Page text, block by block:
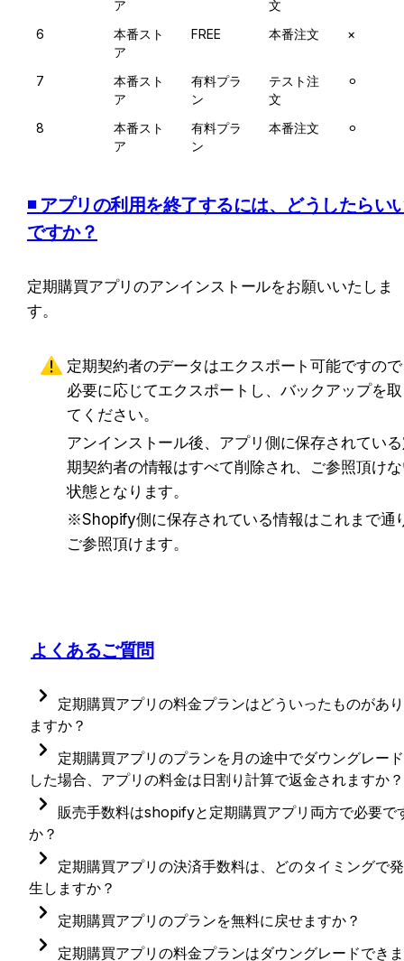
ア
文
6
本番スト
ア
FREE 本番注文 ×
7
本番スト
ア
有料プラ
ン
テスト注
文
⚪︎
8
本番スト
ア
有料プラ
ン
本番注文 ⚪︎
◾️ アプリの利用を終了するには、どうしたらい
ですか？
定期購買アプリのアンインストールをお願いいたしま
す。
定期契約者のデータはエクスポート可能ですの
必要に応じてエクスポートし、バックアップを
てください。
アンインストール後、アプリ側に保存されてい
期契約者の情報はすべて削除され、ご参照頂け
状態となります。
※Shopify側に保存されている情報はこれまで通
ご参照頂けます。
よくあるご質問
定期購買アプリの料金プランはどういったものがあり
ますか？
定期購買アプリの料金プランは、以下となります。
Freeプラン：
なります。
実際の販売開始には、下記どちらかの有料プランに
切り替える必要がございます。
STANDARDプラン：
定期購買アプリのプランを月の途中でダウングレード
した場合、アプリの料金は日割り計算で返金されますか？
定期購買アプリのプランを月の途中でダウングレード
した場合、返金はされませんが、クレジットとして他
のアプリ料金等の支払いに充てられるようです。
前提として、アプリの金額の請求はShopify経由で行
れているため、Shopifyの仕様に従っています。
販売手数料はshopifyと定期購買アプリ両方で必要で
か？
販売手数料は、Shopifyと定期購買アプリの両方で必
です。
定期購買アプリについては、スタンダードプランで月
定期購買アプリの決済手数料は、どのタイミングで発
生しますか？
定期購買アプリの決済手数料は、注文作成時に発生し
ます。
定期購買アプリのプランを無料に戻せますか？
Shopifyの仕様により、プランのダウングレードは行
定期購買アプリの料金プランはダウングレードできま